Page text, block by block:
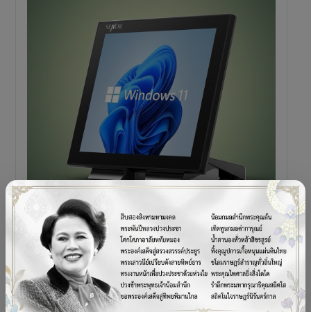
POS TERMINAL
SENOR V+5s